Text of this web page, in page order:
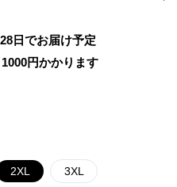
日でお届け予定
1000円かかります
2XL 3XL